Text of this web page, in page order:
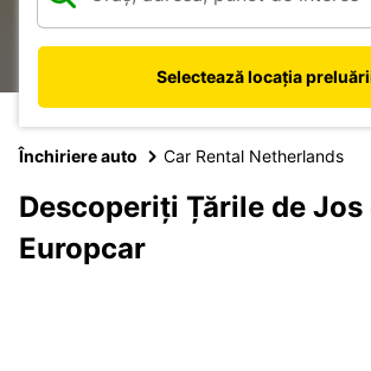
Selectează locația
Închiriere auto Car Rental Netherlands
Descoperiți Țările de Jos
Europcar